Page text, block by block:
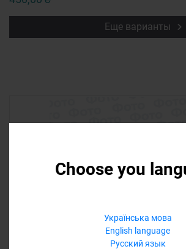
Choose you
Українська мова
English language
Русский язык
Еще варианты